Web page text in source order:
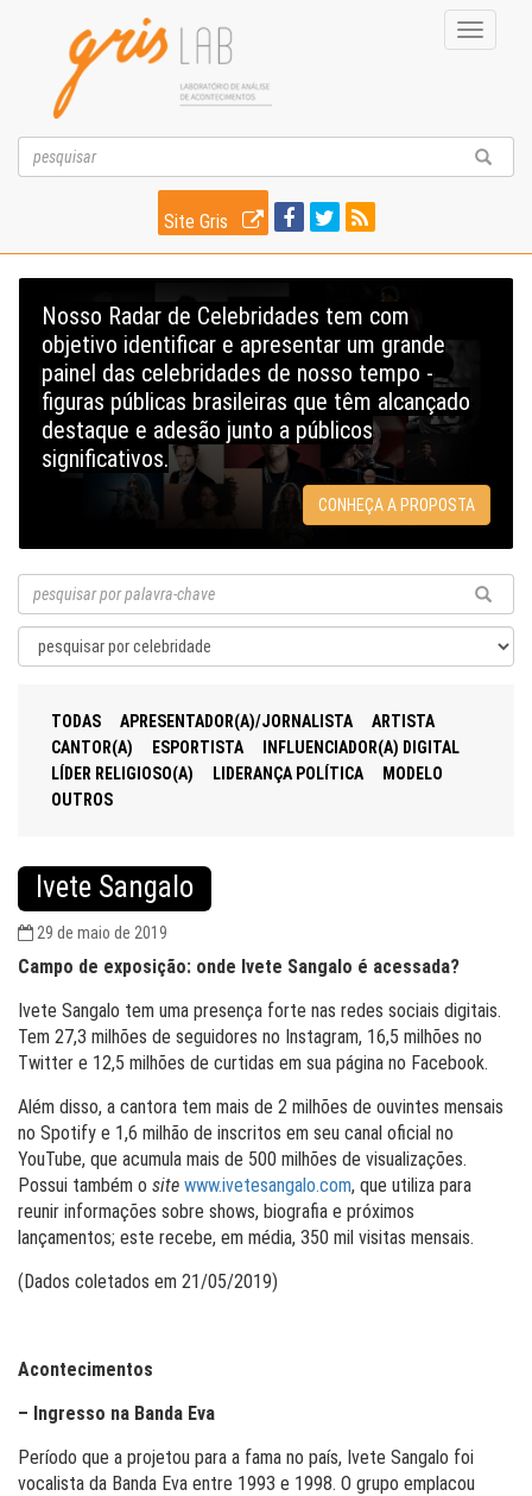
Toggle
Site Gris
Nosso Radar de Celebridades tem com
objetivo identificar e apresentar um grande
painel das celebridades de nosso tempo -
figuras públicas brasileiras que têm alcançado
destaque e adesão junto a públicos
significativos.
CONHEÇA A PROPOSTA
TODAS APRESENTADOR(A)/JORNALISTA
ARTISTA
CANTOR(A)
ESPORTISTA
INFLUENCIADOR(A) DIGITAL
LÍDER RELIGIOSO(A)
LIDERANÇA POLÍTICA
MODELO
OUTROS
Ivete Sangalo
29 de maio de 2019
Campo de exposição: onde Ivete Sangalo é acessada?
Ivete Sangalo tem uma presença forte nas redes sociais digitais.
Tem 27,3 milhões de seguidores no Instagram, 16,5 milhões no
Twitter e 12,5 milhões de curtidas em sua página no Facebook.
Além disso, a cantora tem mais de 2 milhões de ouvintes mensais
no Spotify e 1,6 milhão de inscritos em seu canal oficial no
YouTube, que acumula mais de 500 milhões de visualizações.
Possui também o site www.ivetesangalo.com, que utiliza para
reunir informações sobre shows, biografia e próximos
lançamentos; este recebe, em média, 350 mil visitas mensais.
(Dados coletados em 21/05/2019)
Acontecimentos
– Ingresso na Banda Eva
Período que a projetou para a fama no país, Ivete Sangalo foi
vocalista da Banda Eva entre 1993 e 1998. O grupo emplacou